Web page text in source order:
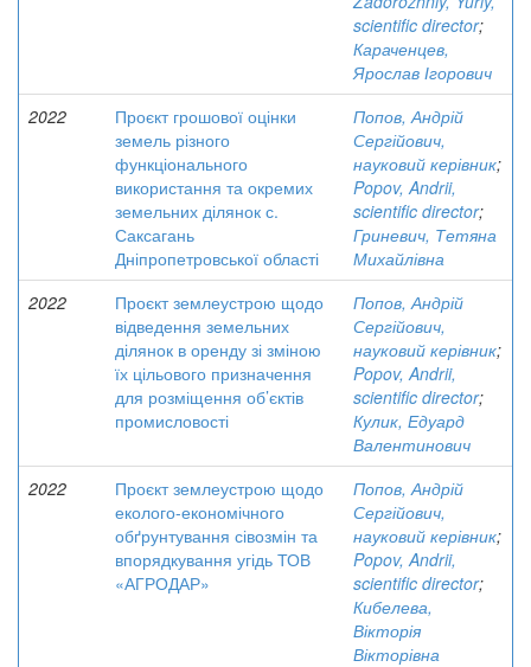
scientific director;
Караченцев,
Ярослав Ігорович
2022
Проєкт грошової оцінки
земель різного
функціонального
використання та окремих
земельних ділянок с.
Саксагань
Дніпропетровської області
Попов, Андрій
Сергійович,
науковий керівник;
Popov, Andrii,
scientific director;
Гриневич, Тетяна
Михайлівна
2022
Проєкт землеустрою щодо
відведення земельних
ділянок в оренду зі зміною
їх цільового призначення
для розміщення об’єктів
промисловості
Попов, Андрій
Сергійович,
науковий керівник;
Popov, Andrii,
scientific director;
Кулик, Едуард
Валентинович
2022
Проєкт землеустрою щодо
еколого-економічного
обґрунтування сівозмін та
впорядкування угідь ТОВ
«АГРОДАР»
Попов, Андрій
Сергійович,
науковий керівник;
Popov, Andrii,
scientific director;
Кибелева,
Вікторія
Вікторівна